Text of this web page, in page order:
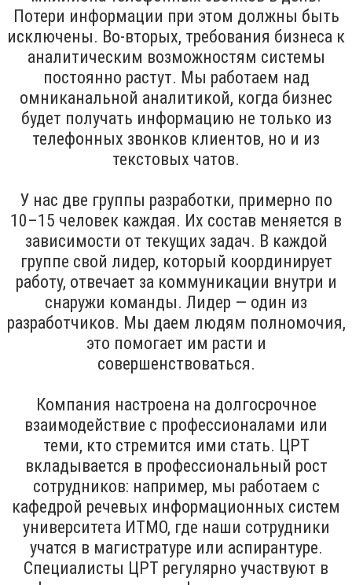
Потери информации при этом должны быть
исключены. Во-вторых, требования бизнеса к
аналитическим возможностям системы
постоянно растут. Мы работаем над
омниканальной аналитикой, когда бизнес
будет получать информацию не только из
телефонных звонков клиентов, но и из
текстовых чатов.
У нас две группы разработки, примерно по
10–15 человек каждая. Их состав меняется в
зависимости от текущих задач. В каждой
группе свой лидер, который координирует
работу, отвечает за коммуникации внутри и
снаружи команды. Лидер — один из
разработчиков. Мы даем людям полномочия,
это помогает им расти и
совершенствоваться.
Компания настроена на долгосрочное
взаимодействие с профессионалами или
теми, кто стремится ими стать. ЦРТ
вкладывается в профессиональный рост
сотрудников: например, мы работаем с
кафедрой речевых информационных систем
университета ИТМО, где наши сотрудники
учатся в магистратуре или аспирантуре.
Специалисты ЦРТ регулярно участвуют в